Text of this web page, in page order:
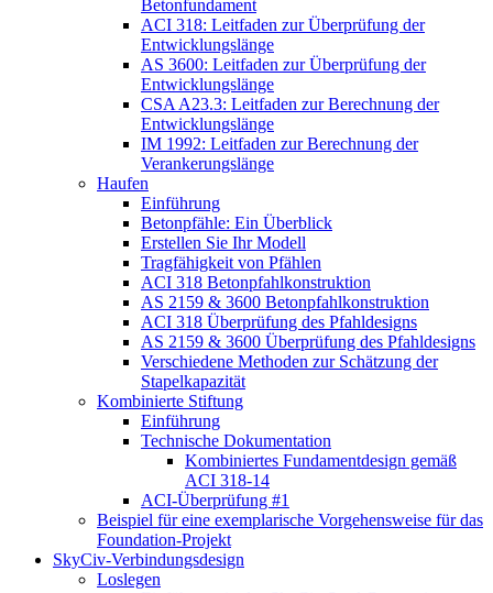
Betonfundament
ACI 318: Leitfaden zur Überprüfung der
Entwicklungslänge
AS 3600: Leitfaden zur Überprüfung der
Entwicklungslänge
CSA A23.3: Leitfaden zur Berechnung der
Entwicklungslänge
IM 1992: Leitfaden zur Berechnung der
Verankerungslänge
Haufen
Einführung
Betonpfähle: Ein Überblick
Erstellen Sie Ihr Modell
Tragfähigkeit von Pfählen
ACI 318 Betonpfahlkonstruktion
AS 2159 & 3600 Betonpfahlkonstruktion
ACI 318 Überprüfung des Pfahldesigns
AS 2159 & 3600 Überprüfung des Pfahldesigns
Verschiedene Methoden zur Schätzung der
Stapelkapazität
Kombinierte Stiftung
Einführung
Technische Dokumentation
Kombiniertes Fundamentdesign gemäß
ACI 318-14
ACI-Überprüfung #1
Beispiel für eine exemplarische Vorgehensweise für das
Foundation-Projekt
SkyCiv-Verbindungsdesign
Loslegen